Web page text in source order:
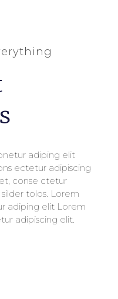
adiping elit
ectetur adipiscing
conse ctetur
tolos. Lorem
adiping elit Lorem
adipiscing elit.